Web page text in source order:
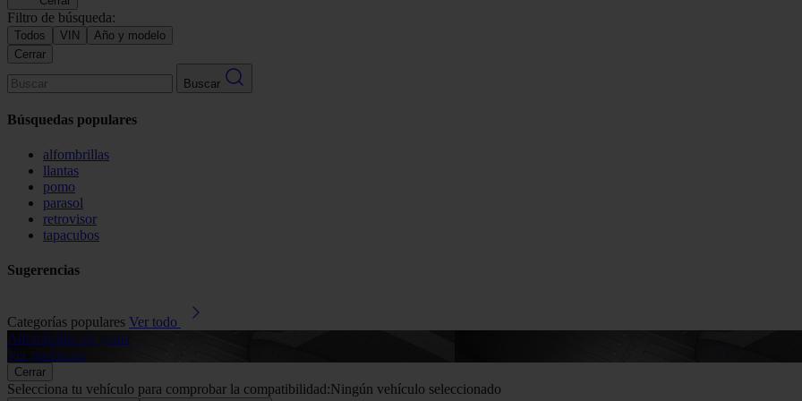
Filtro de búsqueda:
Todos VIN
Año y modelo
Cerrar
Buscar
Búsquedas populares
alfombrillas
llantas
pomo
parasol
retrovisor
tapacubos
Sugerencias
Categorías populares Ver todo
Alfombrillas de goma
Ver productos
Cerrar
Selecciona tu vehículo para comprobar la compatibilidad:Ningún vehículo seleccionado